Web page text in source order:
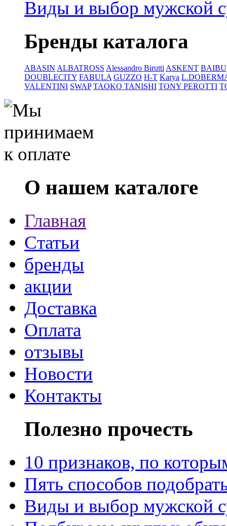
Виды и выбор мужской
Бренды каталога
ABASIN ALBATROSS Alessandro Birutti ASKENT BAIBU
DOUBLECITY FABULA GUZZO H-T Karya
VALENTINI SWAP TAOKO TANISHI TONY PEROTTI
О нашем каталоге
Главная
Статьи
бренды
акции
Доставка
Оплата
отзывы
Новости
Контакты
Полезно прочесть
10 признаков, по
Пять способов
Виды и выбор мужской